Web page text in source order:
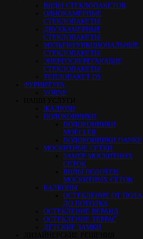
ВИДЫ СТЕКЛОПАКЕТОВ
ОДНОКАМЕРНЫЕ
СТЕКЛОПАКЕТЫ
ДВУХКАМЕРНЫЕ
СТЕКЛОПАКЕТЫ
МУЛЬТИФУНКЦИОНАЛЬНЫЕ
СТЕКЛОПАКЕТЫ
ЭНЕРГОСБЕРЕГАЮЩИЕ
СТЕКЛОПАКЕТЫ
ТЕПЛОПАКЕТ DS
ФУРНИТУРА
VORNE
ЖАЛЮЗИ
ПОДОКОННИКИ
ПОДОКОННИКИ
MOELLER
ПОДОКОННИКИ DANKE
МОСКИТНЫЕ СЕТКИ
ЗАМЕР МОСКИТНЫХ
СЕТОК
ВИДЫ ПОЛОТЕН
МОСКИТНЫХ СЕТОК
БАЛКОНЫ
ОСТЕКЛЕНИЕ ОТ ПОЛА
ДО ПОТОЛКА
ОСТЕКЛЕНИЕ ВЕРАНД
ОСТЕКЛЕНИЕ ТЕРРАС
ДЕТСКИЕ ЗАМКИ